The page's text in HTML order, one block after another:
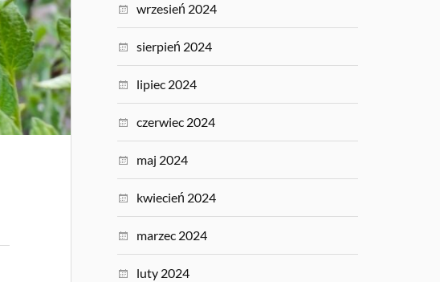
wrzesień 2024
sierpień 2024
lipiec 2024
czerwiec 2024
maj 2024
kwiecień 2024
marzec 2024
luty 2024